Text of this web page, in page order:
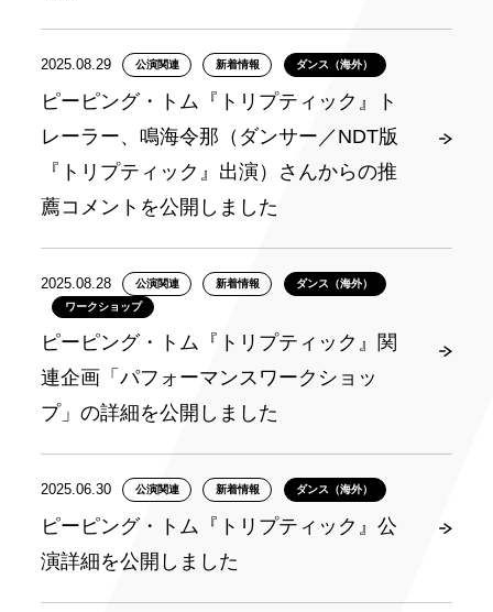
2025.08.29 公演関連 新着情報 ダンス（海外）
ピーピング・トム『トリプティック』ト
レーラー、鳴海令那（ダンサー／NDT版
『トリプティック』出演）さんからの推
薦コメントを公開しました
2025.08.28 公演関連 新着情報
ダンス（海外）
ワークショップ
ピーピング・トム『トリプティック』関
連企画「パフォーマンスワークショッ
プ」の詳細を公開しました
2025.06.30 公演関連 新着情報 ダンス（海外）
ピーピング・トム『トリプティック』公
演詳細を公開しました